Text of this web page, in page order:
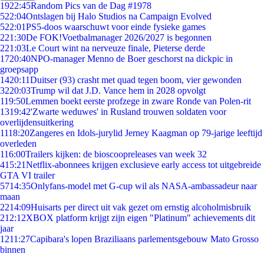
1922:45Random Pics van de Dag #1978
522:04Ontslagen bij Halo Studios na Campaign Evolved
522:01PS5-doos waarschuwt voor einde fysieke games
221:30De FOK!Voetbalmanager 2026/2027 is begonnen
221:03Le Court wint na nerveuze finale, Pieterse derde
1720:40NPO-manager Menno de Boer geschorst na dickpic in
groepsapp
1420:11Duitser (93) crasht met quad tegen boom, vier gewonden
3220:03Trump wil dat J.D. Vance hem in 2028 opvolgt
119:50Lemmen boekt eerste profzege in zware Ronde van Polen-rit
1319:42'Zwarte weduwes' in Rusland trouwen soldaten voor
overlijdensuitkering
1118:20Zangeres en Idols-jurylid Jerney Kaagman op 79-jarige leeftijd
overleden
116:00Trailers kijken: de bioscoopreleases van week 32
415:21Netflix-abonnees krijgen exclusieve early access tot uitgebreide
GTA VI trailer
5714:35Onlyfans-model met G-cup wil als NASA-ambassadeur naar
maan
2214:09Huisarts per direct uit vak gezet om ernstig alcoholmisbruik
212:12XBOX platform krijgt zijn eigen "Platinum" achievements dit
jaar
1211:27Capibara's lopen Braziliaans parlementsgebouw Mato Grosso
binnen